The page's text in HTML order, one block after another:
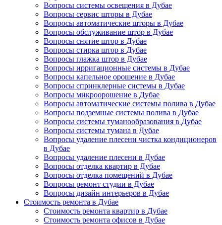
Вопросы системы освещения в Дубае
Вопросы сервис шторы в Дубае
Вопросы автоматические шторы в Дубае
Вопросы обслуживание штор в Дубае
Вопросы снятие штор в Дубае
Вопросы стирка штор в Дубае
Вопросы глажка штор в Дубае
Вопросы ирригационные системы в Дубае
Вопросы капельное орошение в Дубае
Вопросы спринклерные системы в Дубае
Вопросы микроорошение в Дубае
Вопросы автоматические системы полива в Дубае
Вопросы подземные системы полива в Дубае
Вопросы системы туманообразования в Дубае
Вопросы системы тумана в Дубае
Вопросы удаление плесени чистка кондиционеров
в Дубае
Вопросы удаление плесени в Дубае
Вопросы отделка квартир в Дубае
Вопросы отделка помещений в Дубае
Вопросы ремонт студии в Дубае
Вопросы дизайн интерьеров в Дубае
Стоимость ремонта в Дубае
Стоимость ремонта квартир в Дубае
Стоимость ремонта офисов в Дубае